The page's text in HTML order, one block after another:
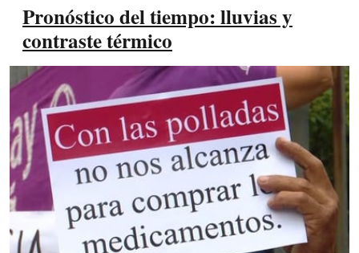
Pronóstico del tiempo: lluvias y
contraste térmico